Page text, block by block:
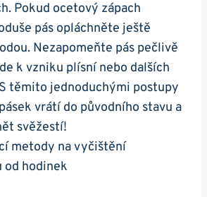
Pokud ocetový zápach
pás opláchněte ještě
Nezapomeňte pás pečlivě
k vzniku plísní nebo dalších​
těmito jednoduchými ‍postupy
vrátí do původního stavu a
svěžestí!